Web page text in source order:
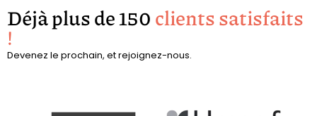
Déjà plus de 150 clients satisfaits
!
Devenez le prochain, et rejoignez-nous.